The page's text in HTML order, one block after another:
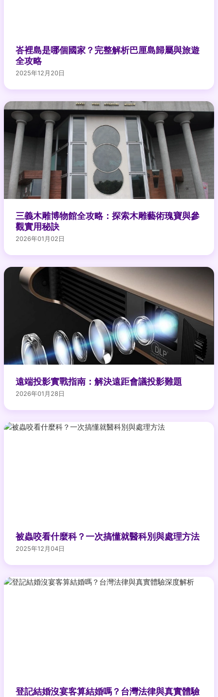
峇裡島是哪個國家？完整解析巴厘島歸屬與旅遊
全攻略
2025年12月20日
三義木雕博物館全攻略：探索木雕藝術瑰寶與參
觀實用秘訣
2026年01月02日
遠端投影實戰指南：解決遠距會議投影難題
2026年01月28日
被蟲咬看什麼科？一次搞懂就醫科別與處理方法
2025年12月04日
登記結婚沒宴客算結婚嗎？台灣法律與真實體驗